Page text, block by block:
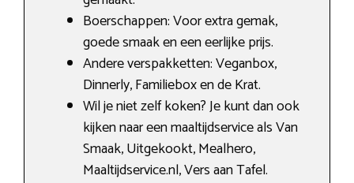
Boerschappen: Voor extra gemak,
goede smaak en een eerlijke prijs.
Andere verspakketten: Veganbox,
Dinnerly, Familiebox en de Krat.
Wil je niet zelf koken? Je kunt dan ook
kijken naar een maaltijdservice als Van
Smaak, Uitgekookt, Mealhero,
Maaltijdservice.nl, Vers aan Tafel.